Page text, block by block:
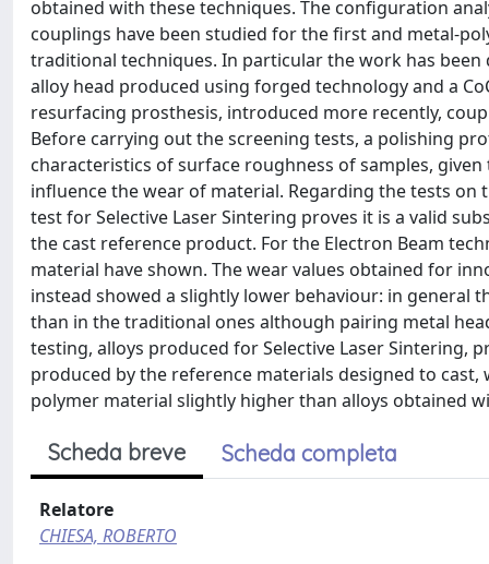
obtained with these techniques. The configuration
couplings have been studied for the first and metal-
traditional techniques. In particular the work has
alloy head produced using forged technology and a
resurfacing prosthesis, introduced more recently,
Before carrying out the screening tests, a polishing
characteristics of surface roughness of samples,
influence the wear of material. Regarding the tests
test for Selective Laser Sintering proves it is a valid
the cast reference product. For the Electron Beam
material have shown. The wear values obtained for
instead showed a slightly lower behaviour: in general
than in the traditional ones although pairing metal
testing, alloys produced for Selective Laser Sintering,
produced by the reference materials designed to
polymer material slightly higher than alloys obtained
Scheda breve Scheda completa
Relatore
CHIESA, ROBERTO